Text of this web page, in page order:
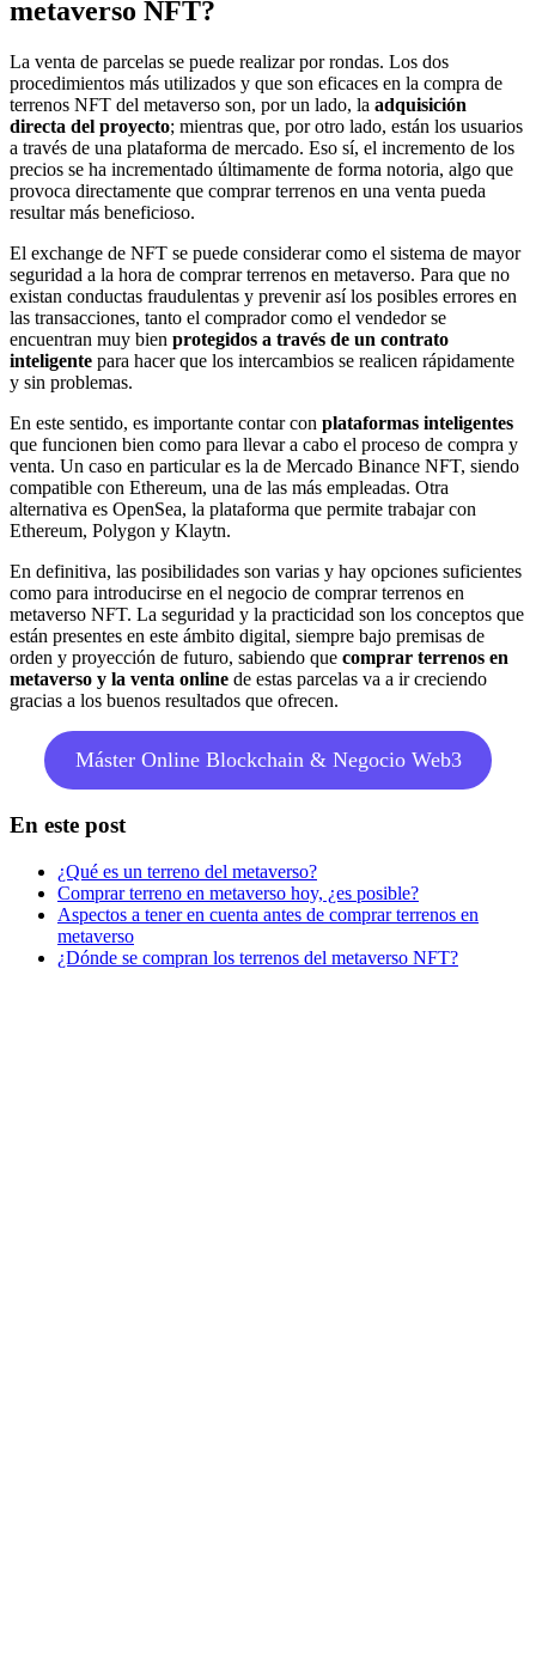
metaverso NFT?
La venta de parcelas se puede realizar por rondas. Los dos
procedimientos más utilizados y que son eficaces en la compra de
terrenos NFT del metaverso son, por un lado, la adquisición
directa del proyecto; mientras que, por otro lado, están los usuarios
a través de una plataforma de mercado. Eso sí, el incremento de los
precios se ha incrementado últimamente de forma notoria, algo que
provoca directamente que comprar terrenos en una venta pueda
resultar más beneficioso.
El exchange de NFT se puede considerar como el sistema de mayor
seguridad a la hora de comprar terrenos en metaverso. Para que no
existan conductas fraudulentas y prevenir así los posibles errores en
las transacciones, tanto el comprador como el vendedor se
encuentran muy bien protegidos a través de un contrato
inteligente para hacer que los intercambios se realicen rápidamente
y sin problemas.
En este sentido, es importante contar con plataformas inteligentes
que funcionen bien como para llevar a cabo el proceso de compra y
venta. Un caso en particular es la de Mercado Binance NFT, siendo
compatible con Ethereum, una de las más empleadas. Otra
alternativa es OpenSea, la plataforma que permite trabajar con
Ethereum, Polygon y Klaytn.
En definitiva, las posibilidades son varias y hay opciones suficientes
como para introducirse en el negocio de comprar terrenos en
metaverso NFT. La seguridad y la practicidad son los conceptos que
están presentes en este ámbito digital, siempre bajo premisas de
orden y proyección de futuro, sabiendo que comprar terrenos en
metaverso y la venta online de estas parcelas va a ir creciendo
gracias a los buenos resultados que ofrecen.
Máster Online Blockchain & Negocio Web3
En este post
¿Qué es un terreno del metaverso?
Comprar terreno en metaverso hoy, ¿es posible?
Aspectos a tener en cuenta antes de comprar terrenos en
metaverso
¿Dónde se compran los terrenos del metaverso NFT?